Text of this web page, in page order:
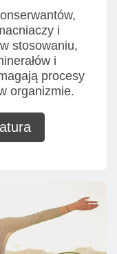
i
stosowaniu,
i
procesy
organizmie.